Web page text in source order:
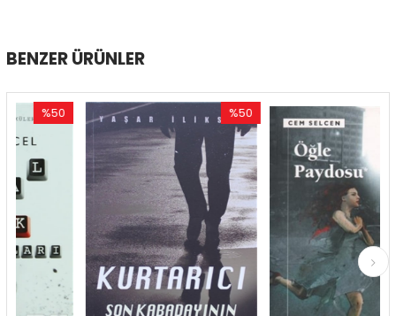
BENZER ÜRÜNLER
%50
İndirim
%50İndirim